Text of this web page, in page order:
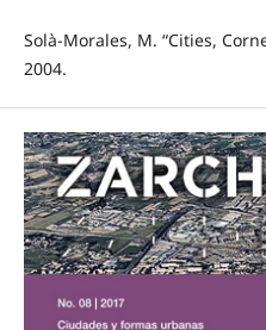
Solà-Morales, M. “Cities,
2004.